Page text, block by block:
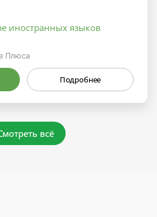
иностранных языков
Плюса
Подробнее
всё